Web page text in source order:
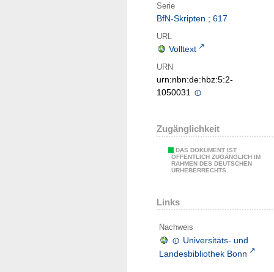
Serie
BfN-Skripten ; 617
URL
Volltext
URN
urn:nbn:de:hbz:5:2-
1050031
Zugänglichkeit
DAS DOKUMENT IST
ÖFFENTLICH ZUGÄNGLICH IM
RAHMEN DES DEUTSCHEN
URHEBERRECHTS.
Links
Nachweis
Universitäts- und
Landesbibliothek Bonn